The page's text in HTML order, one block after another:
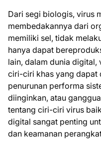
Dari segi biologis, virus
membedakannya dari
memiliki sel, tidak
hanya dapat
lain, dalam dunia
ciri-ciri khas yang dapat
penurunan performa
diinginkan, atau
tentang ciri-ciri virus
digital sangat penting
dan keamanan